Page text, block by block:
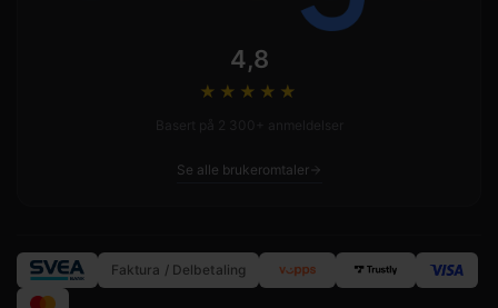
4,8
★★★★ ★
Se alle brukeromtaler
Faktura / Delbetaling